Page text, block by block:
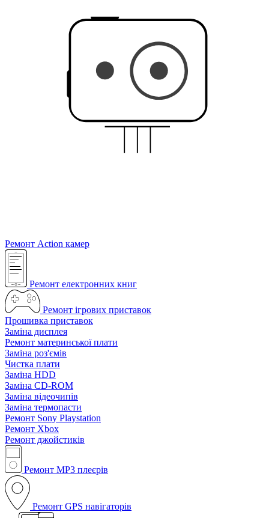
Ремонт Action камер
Ремонт електронних книг
Ремонт ігрових приставок
Прошивка приставок
Заміна дисплея
Ремонт материнської плати
Заміна роз'ємів
Чистка плати
Заміна HDD
Заміна CD-ROM
Заміна відеочипів
Заміна термопасти
Ремонт Sony Playstation
Ремонт Xbox
Ремонт джойстиків
Ремонт MP3 плеєрів
Ремонт GPS навігаторів